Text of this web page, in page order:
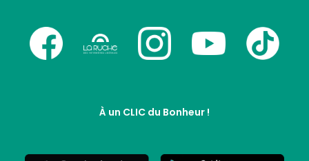
À un CLIC du Bonheur !